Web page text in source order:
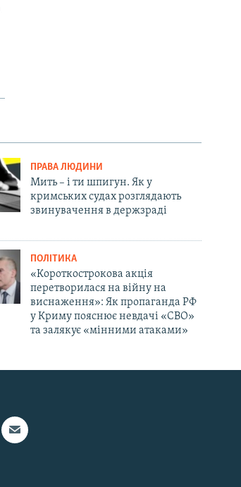
ПРАВА ЛЮДИНИ
Мить – і ти шпигун. Як у
кримських судах розглядають
звинувачення в держзраді
ПОЛІТИКА
«Короткострокова акція
перетворилася на війну на
виснаження»: Як пропаганда РФ
у Криму пояснює невдачі «СВО»
та залякує «мінними атаками»